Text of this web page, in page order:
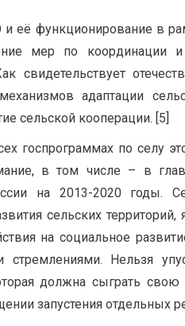
её функционирование в
мер по координации и
свидетельствует
адаптации
сельской кооперации. [5]
госпрограммах по селу
в том числе – в
на 2013-2020 годы.
сельских
на социальное
Нельзя
должна сыграть
запустения отдельных